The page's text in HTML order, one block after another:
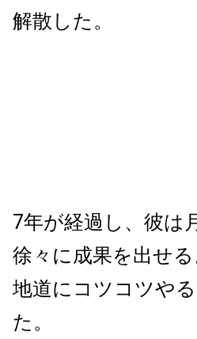
解散した。
7年が経過し、彼は
徐々に成果を出せ
地道にコツコツや
た。